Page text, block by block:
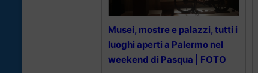
Musei, mostre e palazzi, tutti i
luoghi aperti a Palermo nel
weekend di Pasqua | FOTO